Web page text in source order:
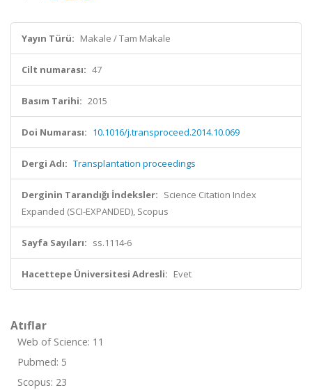
Yayın Türü: Makale / Tam Makale
Cilt numarası: 47
Basım Tarihi: 2015
Doi Numarası: 10.1016/j.transproceed.2014.10.069
Dergi Adı: Transplantation proceedings
Derginin Tarandığı İndeksler: Science Citation Index
Expanded (SCI-EXPANDED), Scopus
Sayfa Sayıları: ss.1114-6
Hacettepe Üniversitesi Adresli: Evet
Atıflar
Web of Science: 11
Pubmed: 5
Scopus: 23